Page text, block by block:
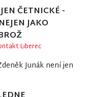
ČETNICKÉ -
JAKO
Liberec
Junák není jen